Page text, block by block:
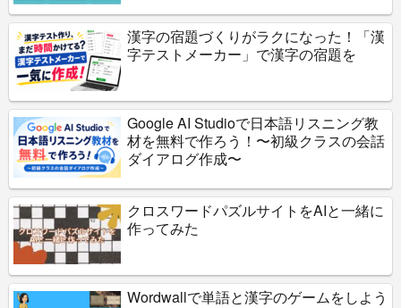
漢字の宿題づくりがラクになった！「漢
字テストメーカー」で漢字の宿題を
Google AI Studioで日本語リスニング教
材を無料で作ろう！〜初級クラスの会話
ダイアログ作成〜
クロスワードパズルサイトをAIと一緒に
作ってみた
Wordwallで単語と漢字のゲームをしよう